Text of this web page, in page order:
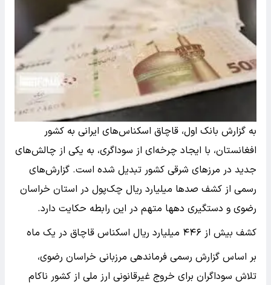
به گزارش بانک اول، قاچاق اسکناس‌های ایرانی به کشور
افغانستان، با ایجاد چرخه‌ای از سوداگری، به یکی از چالش‌های
جدید در مرز‌های شرقی کشور تبدیل شده است. گزارش‌های
رسمی از کشف صد‌ها میلیارد ریال چک‌پول در استان خراسان
رضوی و دستگیری ده‎ها متهم در این رابطه حکایت دارد.
کشف بیش از ۴۴۶ میلیارد ریال اسکناس قاچاق در یک ماه
بر اساس گزارش رسمی فرماندهی مرزبانی خراسان رضوی،
تلاش سوداگران برای خروج غیرقانونی ارز ملی از کشور ناکام